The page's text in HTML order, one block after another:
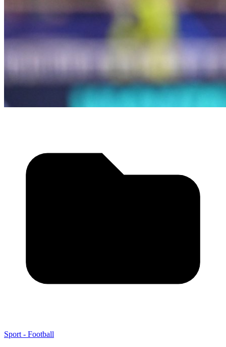
Sport - Football